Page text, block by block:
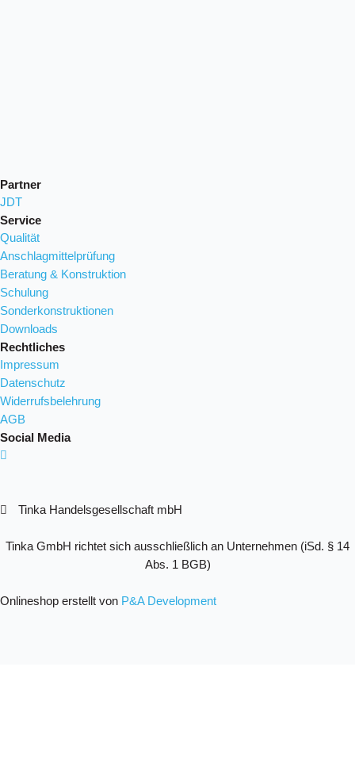
Partner
JDT
Service
Qualität
Anschlagmittelprüfung
Beratung & Konstruktion
Schulung
Sonderkonstruktionen
Downloads
Rechtliches
Impressum
Datenschutz
Widerrufsbelehrung
AGB
Social Media
Tinka Handelsgesellschaft mbH
Tinka GmbH richtet sich ausschließlich an Unternehmen (iSd. § 14
Abs. 1 BGB)
Onlineshop erstellt von P&A Development